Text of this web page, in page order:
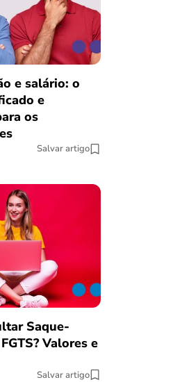
Achei muito rápido,
burocracia
Comentário retirado da nossa
08/03/2023
e salário: o
e
os
Salvar artigo
Saque-
Valores e
Salvar artigo